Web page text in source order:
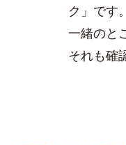
ク」です
一緒のと
それも確